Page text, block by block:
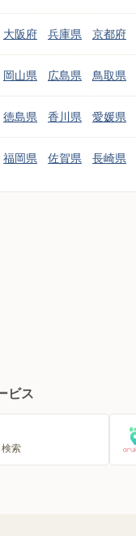
大阪府 兵庫県 京都府
岡山県 広島県 鳥取県
徳島県 香川県 愛媛県
福岡県 佐賀県 長崎県
ビス
索